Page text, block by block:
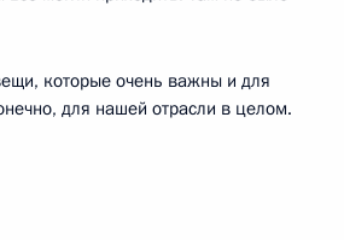
которые очень важны и для
для нашей отрасли в целом.